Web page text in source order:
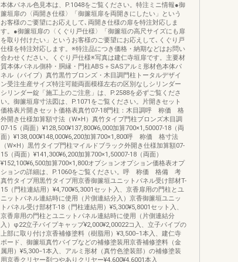
本体パネル色見本は、P.1048をご覧ください。特注ミニ情報●御
簾垣扉の〈両開き仕様〉「御簾垣扉を両開きにしたい」という
お客様のご要望にお応えして､両開き仕様の扉を特注対応しま
す。●御簾垣扉の〈くぐり戸仕様〉「御簾垣の高尺サイズにも扉
を取り付けたい」というお客様のご要望にお応えして､くぐり戸
仕様を特注対応します。※特注品につき価格・納期などはお問い
合わせください。くぐり戸仕様※写真は建仁寺垣扉です。主要材
質本体パネル側枠・胴縁・門柱ABS＋SASアルミ形材色本体パ
ネル（パイプ）真竹黒竹ブロンズ・木目調門柱トータルデザイ
ン受注生産サイズ特注可能両面模様左右の区別なしシリンダー
シリンダー錠「施工上のご注意」は、P.2588を必ずご覧くださ
い。御簾垣扉寸法図は、P.1071をご覧ください。片開きセット
価格表片開きセット価格表真竹07-18門柱：木目調呼 称価 格
外開き仕様加算額寸法（W×H）真竹タイプ門柱ブロンズ木目調
07-15（両面）¥128,500¥137,800¥6,000加算700×1,50007-18（両
面）¥138,000¥148,000¥6,200加算700×1,800呼 称価 格寸法
（W×H）黒竹タイプ門柱マイルドブラック外開き仕様加算額07-
15（両面）¥141,300¥6,200加算700×1,50007-18（両面）
¥152,100¥6,500加算700×1,800オプションオプション価格表オプ
ションの詳細は、P.1060をご覧ください。呼 称価 格備 考
真竹タイプ用黒竹タイプ用京香御簾垣ユニットパネル受け部材T-
15（門柱連結用）¥4,700¥5,3001セット入、京香扉用の門柱とユ
ニットパネル連結時に使用（片側連結分入）京香御簾垣ユニッ
トパネル受け部材T-18（門柱連結用）¥5,300¥5,8001セット入、
京香扉用の門柱とユニットパネル連結時に使用（片側連結分
入）φ22立子パイプキャップ¥2,000¥2,00022コ入、立子パイプの
上部に取り付け京香補修塗料（樹脂用）¥3,500−1本入、建仁寺
ボード、御簾垣真竹パイプなどの補修塗装用京香補修塗料（金
属用）¥5,300−1本入、アルミ形材（真竹色塗装部）の補修塗装
用京香クリヤー剤つやありクリヤー¥4,600¥4,6001本入